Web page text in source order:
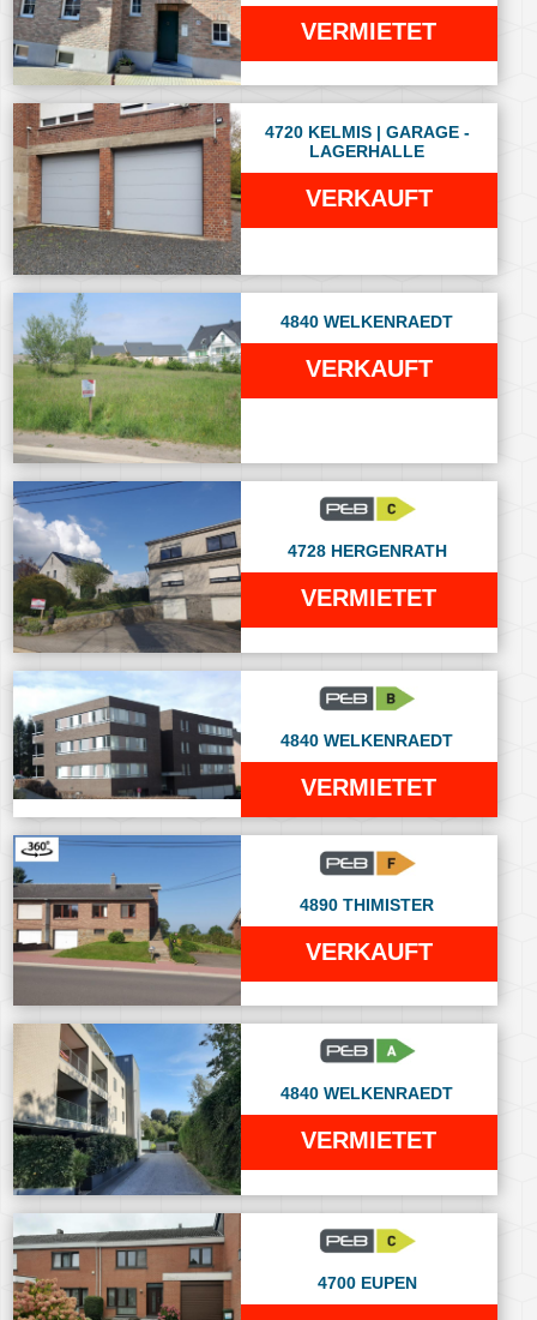
VERMIETET
4720 KELMIS | GARAGE -
LAGERHALLE
VERKAUFT
4840 WELKENRAEDT
VERKAUFT
4728 HERGENRATH
VERMIETET
4840 WELKENRAEDT
VERMIETET
4890 THIMISTER
VERKAUFT
4840 WELKENRAEDT
VERMIETET
4700 EUPEN